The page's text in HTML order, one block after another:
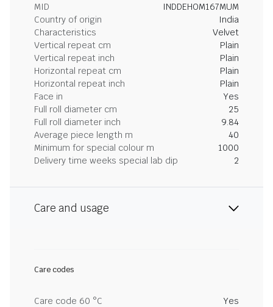
MID
INDDEHOM167MUM
Country of origin
India
Characteristics
Velvet
Vertical repeat cm
Plain
Vertical repeat inch
Plain
Horizontal repeat cm
Plain
Horizontal repeat inch
Plain
Face in
Yes
Full roll diameter cm
25
Full roll diameter inch
9.84
Average piece length m
40
Minimum for special colour m
1000
Delivery time weeks special lab dip
2
Care and usage
Care codes
Care code 60 °C
Yes